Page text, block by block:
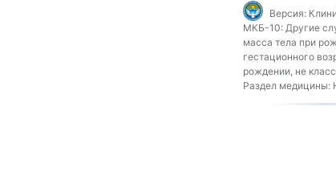
Версия:
МКБ-10: Другие
масса тела при
гестационного
рождении, не
Раздел медицины: